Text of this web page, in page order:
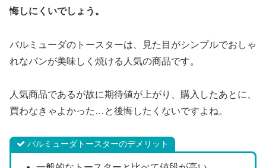
悔しにくいでしょう。
バルミューダのトースターは、見た目がシンプルでおしゃ
れなパンが美味しく焼ける人気の商品です。
人気商品であるが故に期待値が上がり、購入したあとに、
買わなきゃよかった…と後悔したくないですよね。
バルミューダトースターのデメリット